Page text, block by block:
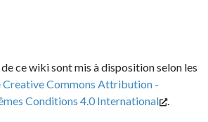
ce wiki sont mis à disposition selon les
Creative Commons Attribution -
Conditions 4.0 International
.